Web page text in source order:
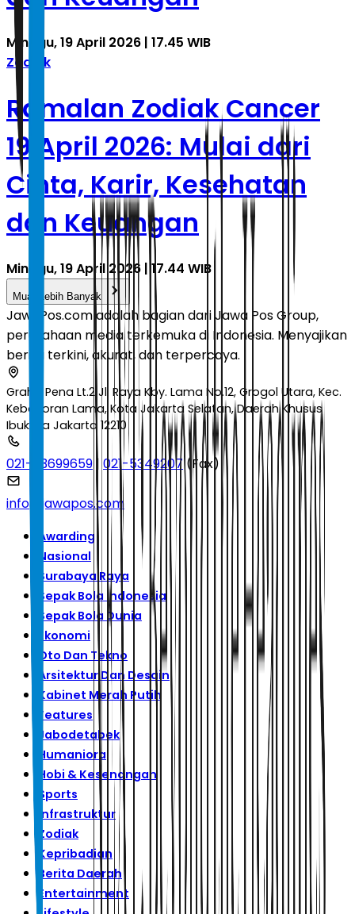
Minggu, 19 April 2026 | 17.45 WIB
Zodiak
Ramalan Zodiak Cancer
19 April 2026: Mulai dari
Cinta, Karir, Kesehatan
dan Keuangan
Minggu, 19 April 2026 | 17.44 WIB
Muat Lebih Banyak
JawaPos.com adalah bagian dari Jawa Pos Group,
perusahaan media terkemuka di Indonesia. Menyajikan
berita terkini, akurat, dan terpercaya.
Graha Pena Lt.2 Jl. Raya Kby. Lama No.12, Grogol Utara, Kec.
Kebayoran Lama, Kota Jakarta Selatan, Daerah Khusus
Ibukota Jakarta 12210
021-53699659 | 021-5349207(Fax)
info@jawapos.com
Awarding
Nasional
Surabaya Raya
Sepak Bola Indonesia
Sepak Bola Dunia
Ekonomi
Oto Dan Tekno
Arsitektur Dan Desain
Kabinet Merah Putih
Features
Jabodetabek
Humaniora
Hobi & Kesenangan
Sports
Infrastruktur
Zodiak
Kepribadian
Berita Daerah
Entertainment